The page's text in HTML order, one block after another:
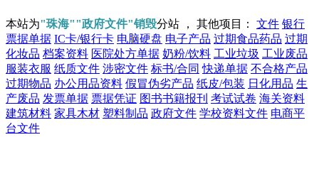
本站为"珠海""政府文件"销毁分站 ， 其他项目： 文件 银行
票据单据 IC卡/银行卡 电脑硬盘 电子产品 过期食品药品 过期
化妆品 档案资料 医院处方单据 奶粉/饮料 工业垃圾 工业废品
服装衣服 纸质文件 涉密文件 标书/合同 快递单据 不合格产品
过期物品 办公用品资料 假冒伪劣产品 纸皮/包装 日化用品 生
产废品 发票单据 票据凭证 图书书籍报刊 考试试卷 海关资料
建筑材料 家具木材 塑料制品 政府文件 学校资料文件 电商平
台文件